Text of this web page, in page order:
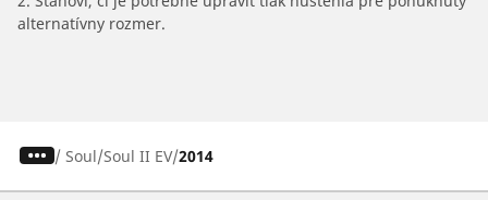
alternatívny rozmer.
/ Soul Soul II EV 2014